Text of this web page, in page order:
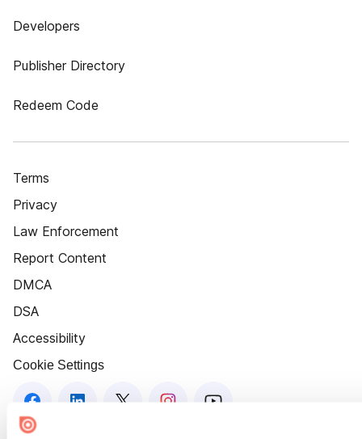
Developers
Publisher Directory
Redeem Code
Terms
Privacy
Law Enforcement
Report Content
DMCA
DSA
Accessibility
Cookie Settings